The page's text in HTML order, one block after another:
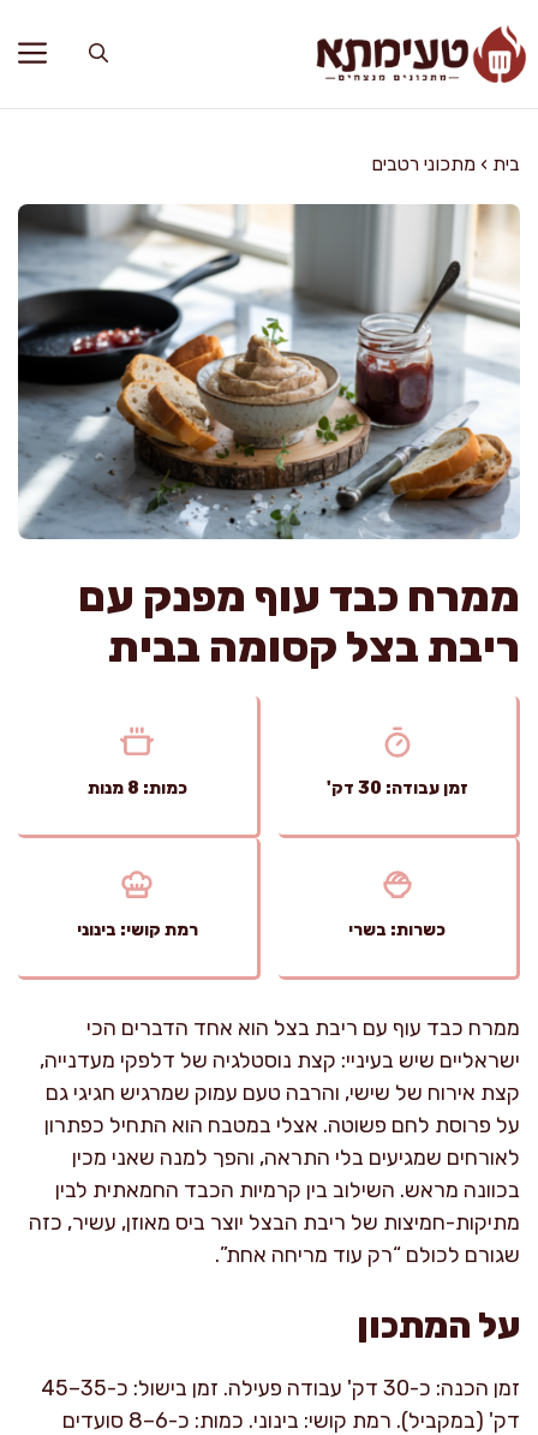
לתוכן
בית › מתכוני רטבים
ממרח כבד עוף מפנק עם
ריבת בצל קסומה בבית
זמן עבודה: 30 דק' כמות: 8 מנות
כשרות: בשרי רמת קושי: בינוני
ממרח כבד עוף עם ריבת בצל הוא אחד הדברים הכי
ישראליים שיש בעיניי: קצת נוסטלגיה של דלפקי מעדנייה,
קצת אירוח של שישי, והרבה טעם עמוק שמרגיש חגיגי גם
על פרוסת לחם פשוטה. אצלי במטבח הוא התחיל כפתרון
לאורחים שמגיעים בלי התראה, והפך למנה שאני מכין
בכוונה מראש. השילוב בין קרמיות הכבד החמאתית לבין
מתיקות-חמיצות של ריבת הבצל יוצר ביס מאוזן, עשיר, כזה
שגורם לכולם “רק עוד מריחה אחת”.
על המתכון
זמן הכנה: כ-30 דק' עבודה פעילה. זמן בישול: כ-35–45
דק' (במקביל). רמת קושי: בינוני. כמות: כ-6–8 סועדים